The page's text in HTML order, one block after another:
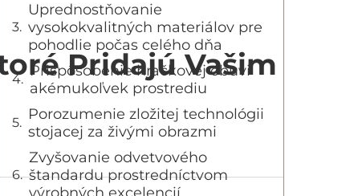
Pridajú Vašim
Uprednostňovanie
vysokokvalitných materiálov pre
pohodlie počas celého dňa
Prispôsobenie hračkovej obuvi
akémukoľvek prostrediu
Porozumenie zložitej technológii
stojacej za živými obrazmi
Zvyšovanie odvetvového
štandardu prostredníctvom